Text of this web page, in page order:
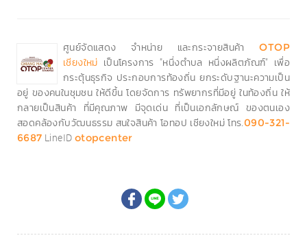
ศูนย์จัดแสดง จำหน่าย และกระจายสินค้าOTOP
เชียงใหม่ เป็นโครงการ "หนึ่งตำบล หนึ่งผลิตภัณฑ์" เพื่อ
กระตุ้นธุรกิจ ประกอบการท้องถิ่น ยกระดับฐานะความเป็น
อยู่ ของคนในชุมชน ให้ดีขึ้น โดยจัดการ ทรัพยากรที่มีอยู่ ในท้องถิ่น ให้
กลายเป็นสินค้า ที่มีคุณภาพ มีจุดเด่น ที่เป็นเอกลักษณ์ ของตนเอง
สอดคล้องกับวัฒนธรรม สนใจสินค้า โอทอป เชียงใหม่ โทร. 090-321-
6687 LineID otopcenter